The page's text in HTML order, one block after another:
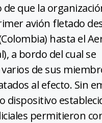
que la
avión fletado
hasta el
a bordo del cual se
de sus
al efecto. Sin
dispositivo
permitieron